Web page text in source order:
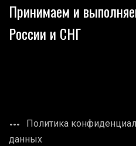
Принимаем и
России и СНГ
Политика
данных